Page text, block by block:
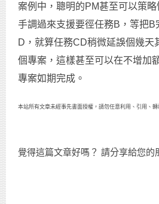
案例中，聰明的PM甚至可以策
手調過來支援要徑任務B，等把B
D，就算任務CD稍微延誤個幾天
個專案，這樣甚至可以在不增加
專案如期完成。
本站所有文章未經事先書面授權，請勿任意利用、引用、轉
覺得這篇文章好嗎？ 請分享給您的